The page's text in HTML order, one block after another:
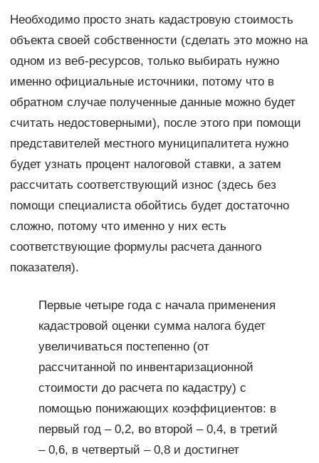
Необходимо просто знать кадастровую стоимость
объекта своей собственности (сделать это можно на
одном из веб-ресурсов, только выбирать нужно
именно официальные источники, потому что в
обратном случае полученные данные можно будет
считать недостоверными), после этого при помощи
представителей местного муниципалитета нужно
будет узнать процент налоговой ставки, а затем
рассчитать соответствующий износ (здесь без
помощи специалиста обойтись будет достаточно
сложно, потому что именно у них есть
соответствующие формулы расчета данного
показателя).
Первые четыре года с начала применения
кадастровой оценки сумма налога будет
увеличиваться постепенно (от
рассчитанной по инвентаризационной
стоимости до расчета по кадастру) с
помощью понижающих коэффициентов: в
первый год – 0,2, во второй – 0,4, в третий
– 0,6, в четвертый – 0,8 и достигнет